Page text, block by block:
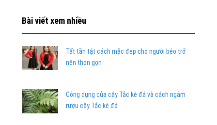
Bài viết xem nhiều
Tất tần tật cách mặc đẹp cho người béo trở
nên thon gọn
Công dụng của cây Tắc kè đá và cách ngâm
rượu cây Tắc kè đá